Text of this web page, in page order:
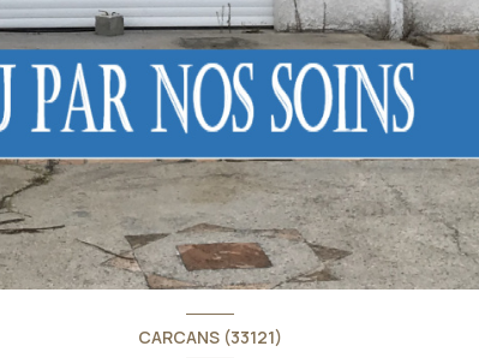
CARCANS (33121)